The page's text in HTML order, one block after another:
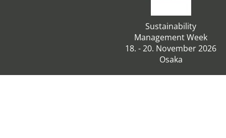
Sustainability
Management Week
18. - 20. November 2026
Osaka